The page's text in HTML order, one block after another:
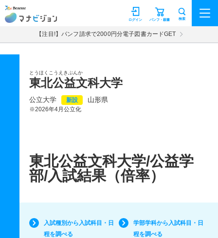
マナビジョン パンフ・願書
ログイン 検索
【注目!】パンフ請求で2000円分電子図書カードGET
とうほくこうえきぶんか
東北公益文科大学
公立大学 新設 山形県
※2026年4月公立化
東北公益文科大学/公益学
部/入試結果（倍率）
入試種別から入試科目・日
程を調べる
学部学科から入試科目・日
程を調べる